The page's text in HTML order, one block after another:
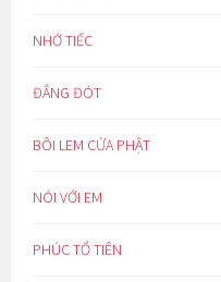
NHỚ TIẾC
ĐẮNG ĐÓT
BÔI LEM CỬA PHẬT
NÓI VỚI EM
PHÚC TỔ TIÊN